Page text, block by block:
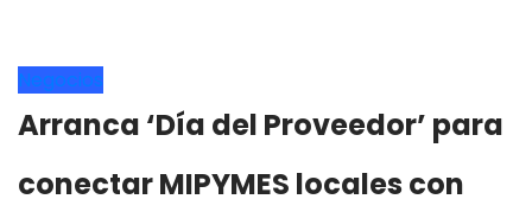
Negocios
Arranca ‘Día del Proveedor’ para
conectar MIPYMES locales con